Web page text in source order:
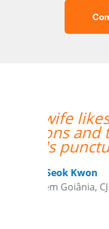
the two
and
last